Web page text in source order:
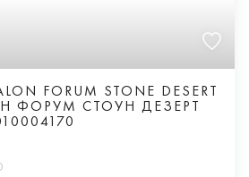
FORUM STONE DESERT
ФОРУМ СТОУН ДЕЗЕРТ